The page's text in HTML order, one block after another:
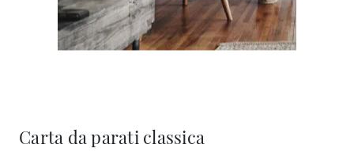
Carta da parati classica